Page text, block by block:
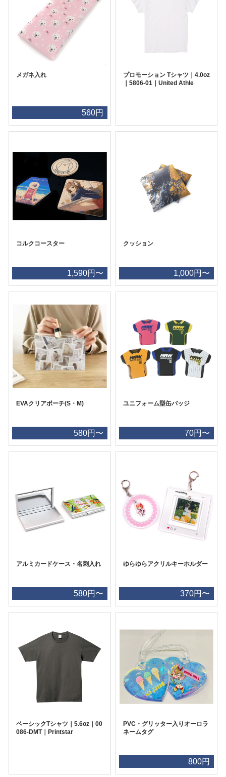
メガネ入れ
560円
プロモーション Tシャツ｜4.0oz
｜5806-01｜United Athle
コルクコースター
1,590円〜
クッション
1,000円〜
EVAクリアポーチ(S・M)
580円〜
ユニフォーム型缶バッジ
70円〜
アルミカードケース・名刺入れ
580円〜
ゆらゆらアクリルキーホルダー
370円〜
ベーシックTシャツ｜5.6oz｜00
086-DMT｜Printstar
PVC・グリッター入りオーロラ
ネームタグ
800円